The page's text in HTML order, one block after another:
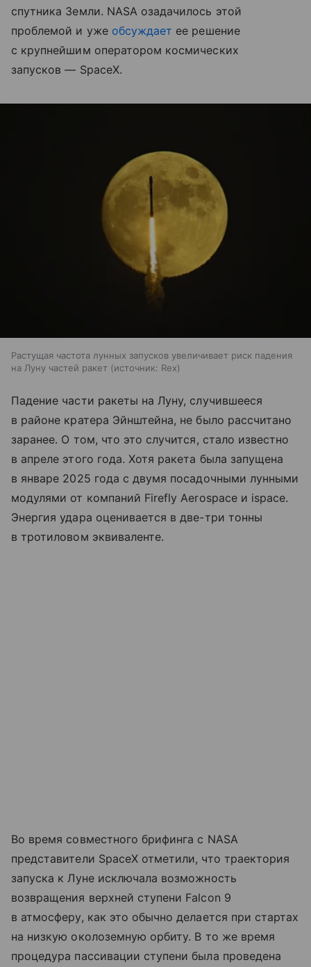
спутника Земли. NASA озадачилось этой
проблемой и уже обсуждает ее решение
с крупнейшим оператором космических
запусков — SpaceX.
Растущая частота лунных запусков увеличивает риск падения
на Луну частей ракет
источник: Rex
Падение части ракеты на Луну, случившееся
в районе кратера Эйнштейна, не было рассчитано
заранее. О том, что это случится, стало известно
в апреле этого года. Хотя ракета была запущена
в январе 2025 года с двумя посадочными лунными
модулями от компаний Firefly Aerospace и ispace.
Энергия удара оценивается в две-три тонны
в тротиловом эквиваленте.
Во время совместного брифинга с NASA
представители SpaceX отметили, что траектория
запуска к Луне исключала возможность
возвращения верхней ступени Falcon 9
в атмосферу, как это обычно делается при стартах
на низкую околоземную орбиту. В то же время
процедура пассивации ступени была проведена